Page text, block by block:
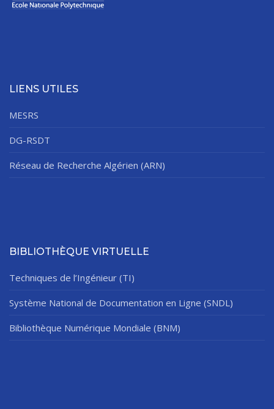
LIENS UTILES
MESRS
DG-RSDT
Réseau de Recherche Algérien (ARN)
BIBLIOTHÈQUE VIRTUELLE
Techniques de l’Ingénieur (TI)
Système National de Documentation en Ligne (SNDL)
Bibliothèque Numérique Mondiale (BNM)